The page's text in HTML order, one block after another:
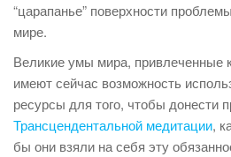
“царапанье” поверхности
мире.
Великие умы мира,
имеют сейчас возможность
ресурсы для того, чтобы донести
Трансцендентальной медитации,
бы они взяли на себя эту